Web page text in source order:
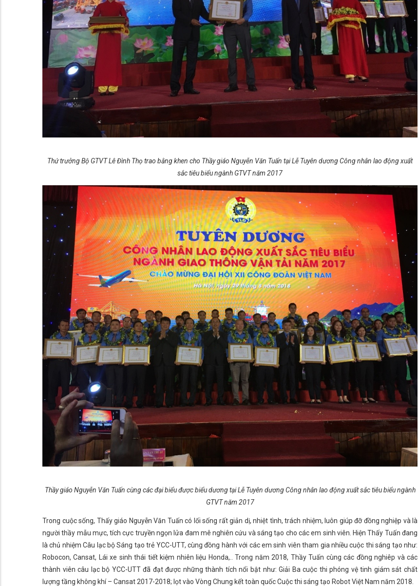
Thứ trưởng Bộ GTVT Lê Đình Thọ trao bằng khen cho Thầy giáo Nguyễn Văn Tuấn tại Lễ Tuyên dương Công nhân lao động xuất
sắc tiêu biểu ngành GTVT năm 2017
Thầy giáo Nguyễn Văn Tuấn cùng các đại biểu được biểu dương tại Lễ Tuyên dương Công nhân lao động xuất sắc tiêu biểu ngành
GTVT năm 2017
Trong cuộc sống, Thấy giáo Nguyễn Văn Tuấn có lối sống rất giản dị, nhiệt tình, trách nhiệm, luôn giúp đỡ đồng nghiệp và là
người thầy mẫu mực, tích cực truyền ngọn lửa đam mê nghiên cứu và sáng tạo cho các em sinh viên. Hiện Thấy Tuấn đang
là chủ nhiệm Câu lạc bộ Sáng tạo trẻ YCC-UTT, cùng đồng hành với các em sinh viên tham gia nhiều cuộc thi sáng tạo như:
Robocon, Cansat, Lái xe sinh thái tiết kiệm nhiên liệu Honda,.. Trong năm 2018, Thầy Tuấn cùng các đồng nghiêp và các
thành viên câu lạc bộ YCC-UTT đã đạt được những thành tích nổi bật như: Giải Ba cuộc thi phóng vệ tinh giám sát chất
lượng tầng không khí – Cansat 2017-2018; lọt vào Vòng Chung kết toàn quốc Cuộc thi sáng tạo Robot Việt Nam năm 2018.